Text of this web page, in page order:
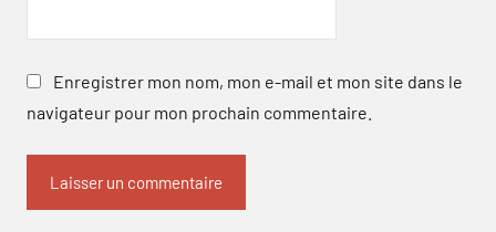
Enregistrer mon nom, mon e-mail et mon site dans le
navigateur pour mon prochain commentaire.